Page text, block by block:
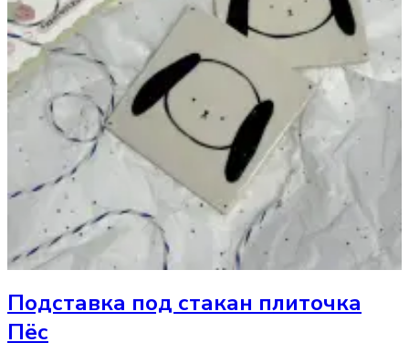
Подставка под стакан плиточка
Пёс